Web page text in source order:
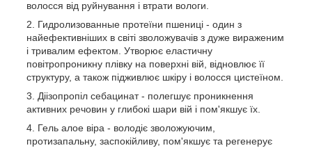
волосся від руйнування і втрати вологи.
Гидролизованные протеїни пшениці - один з
найефективніших в світі зволожувачів з дуже вираженим
і тривалим ефектом. Утворює еластичну
повітропроникну плівку на поверхні вій, відновлює її
структуру, а також підживлює шкіру і волосся цистеїном.
Діізопропіл себацинат - полегшує проникнення
активних речовин у глибокі шари вій і пом'якшує їх.
Гель алое віра - володіє зволожуючим,
протизапальну, заспокійливу, пом'якшує та регенерує